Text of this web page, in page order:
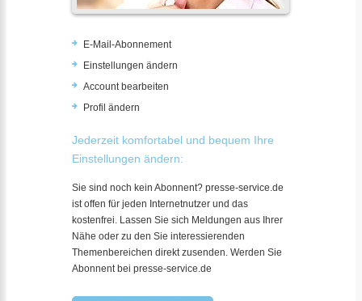
E-Mail-Abonnement
Einstellungen ändern
Account bearbeiten
Profil ändern
Jederzeit komfortabel und bequem Ihre
Einstellungen ändern:
Sie sind noch kein Abonnent? presse-service.de
ist offen für jeden Internetnutzer und das
kostenfrei. Lassen Sie sich Meldungen aus Ihrer
Nähe oder zu den Sie interessierenden
Themenbereichen direkt zusenden. Werden Sie
Abonnent bei presse-service.de